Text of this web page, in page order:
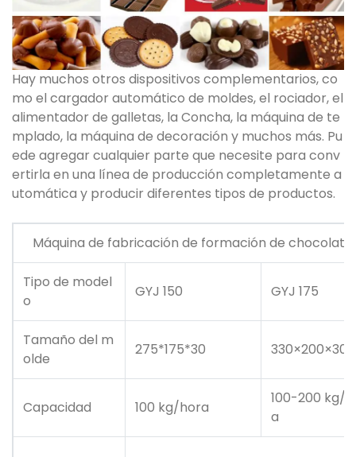
Hay muchos otros dispositivos complementarios, co
mo el cargador automático de moldes, el rociador, el
alimentador de galletas, la Concha, la máquina de te
mplado, la máquina de decoración y muchos más. Pu
ede agregar cualquier parte que necesite para conv
ertirla en una línea de producción completamente a
utomática y producir diferentes tipos de productos.
Máquina de fabricación de formación de
Tipo de model
o
GYJ 150 GYJ 175
Tamaño del m
olde
275*175*30 330×200×30
Capacidad 100 kg/hora
100-200 kg/
a